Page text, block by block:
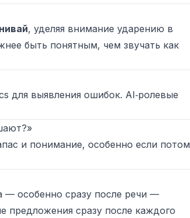
, уделяя внимание ударению в
быть понятным, чем звучать как
для выявления ошибок. AI‑ролевые
и понимание, особенно если потом
— особенно сразу после речи —
предложения сразу после каждого